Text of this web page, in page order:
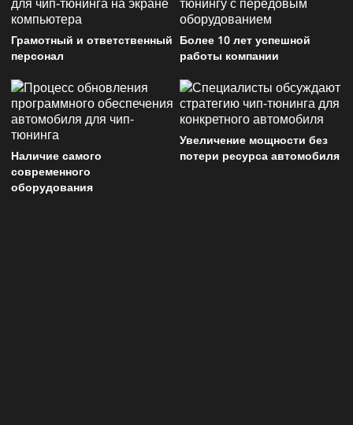
Грамотный и ответственный
персонал
Более 10 лет успешной
работы компании
Наличие самого
современного
оборудования
Увеличение мощности без
потери ресурса автомобиля